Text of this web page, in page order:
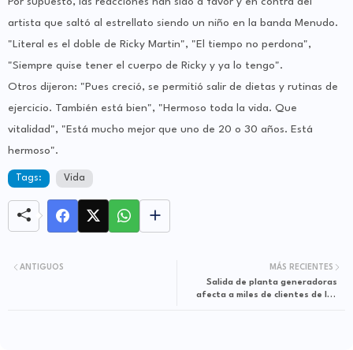
artista que saltó al estrellato siendo un niño en la banda Menudo.
"Literal es el doble de Ricky Martin", "El tiempo no perdona",
"Siempre quise tener el cuerpo de Ricky y ya lo tengo".
Otros dijeron: "Pues creció, se permitió salir de dietas y rutinas de
ejercicio. También está bien", "Hermoso toda la vida. Que
vitalidad", "Está mucho mejor que uno de 20 o 30 años. Está
hermoso".
Tags: Vida
MÁS RECIENTES
Salida de planta generadoras
afecta a miles de clientes de las
ANTIGUOS